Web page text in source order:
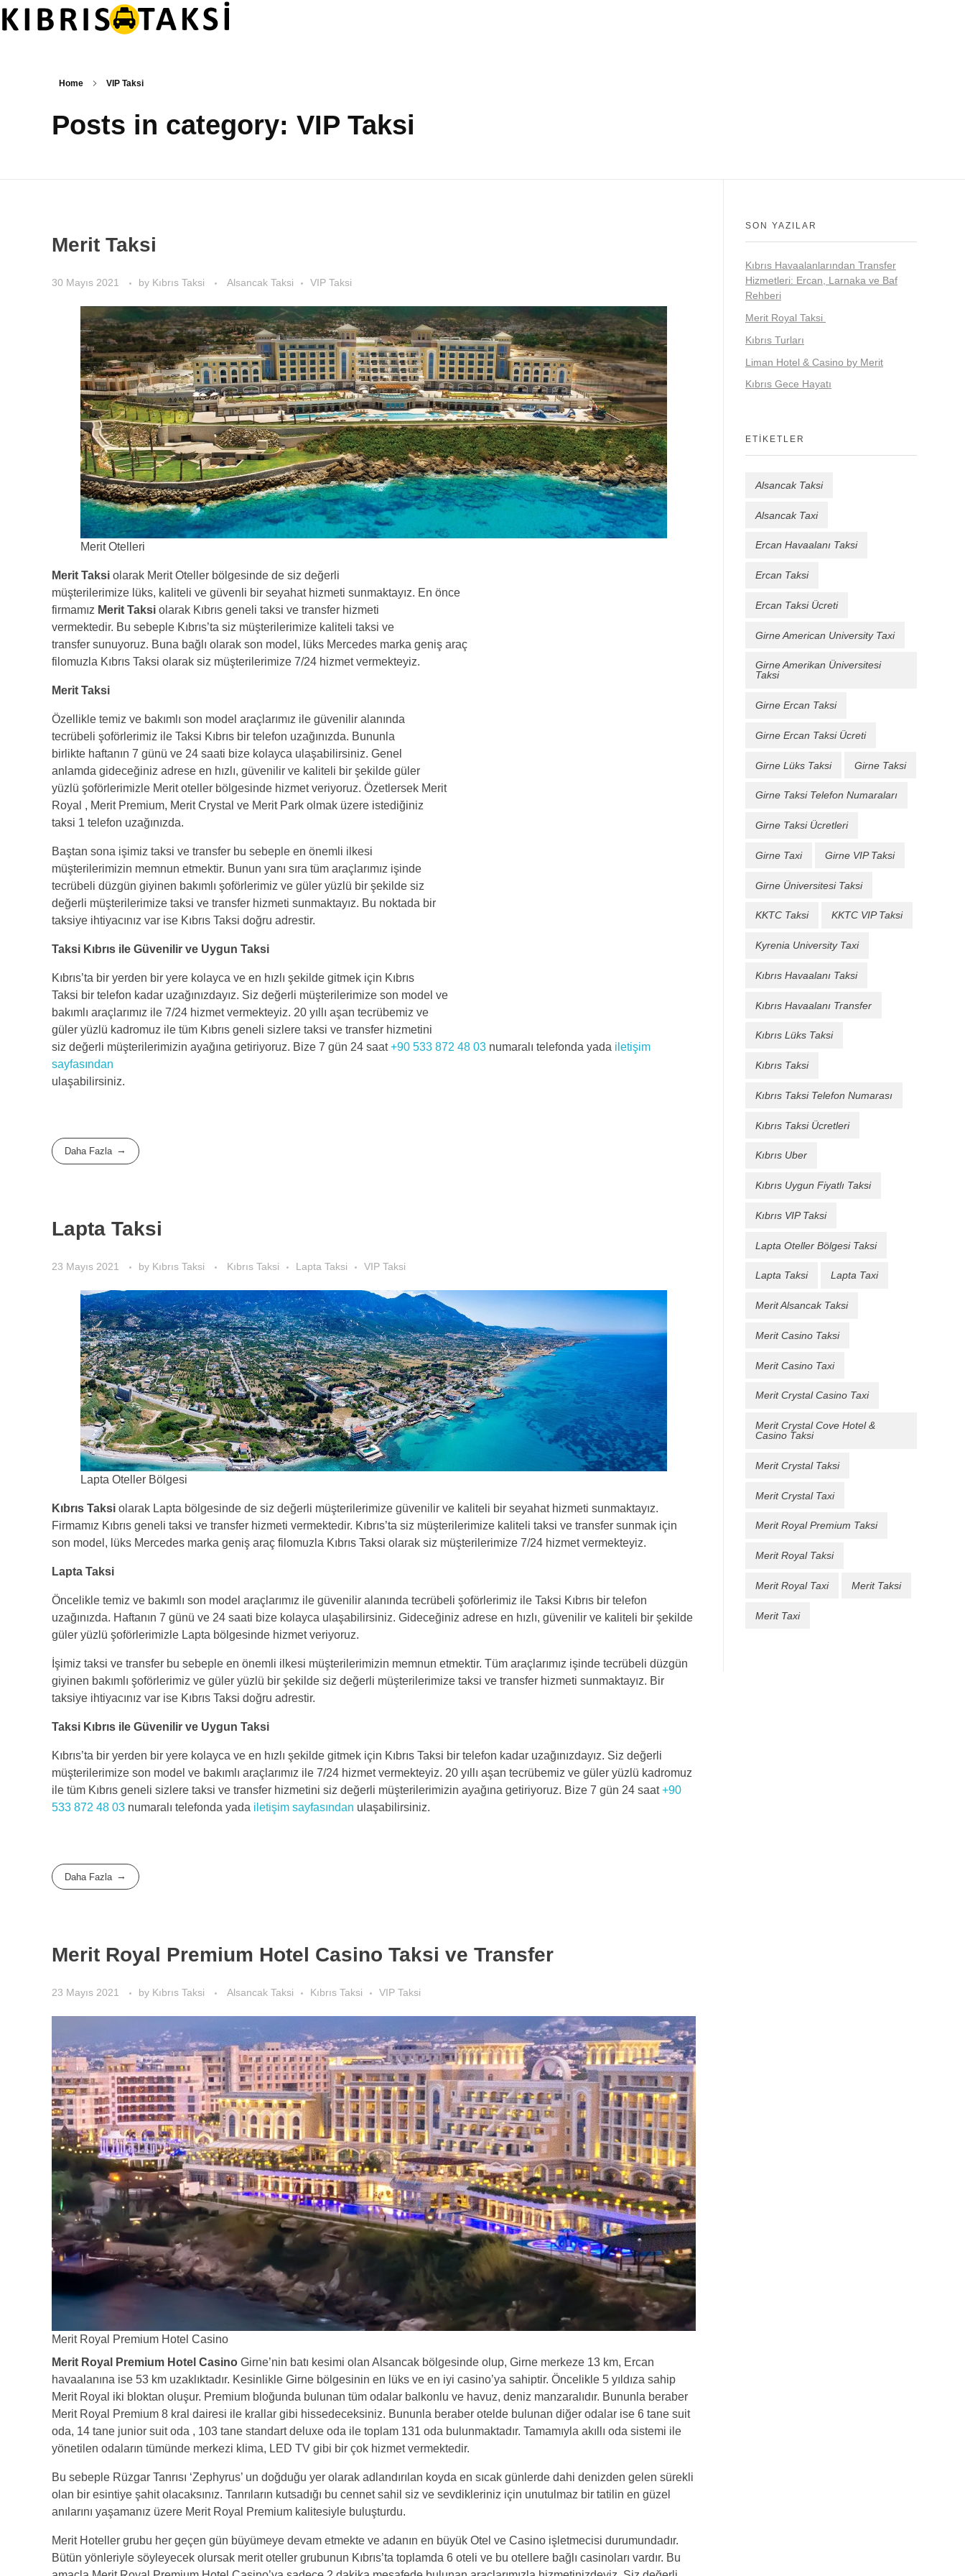
Home VIP Taksi
Posts in category: VIP Taksi
Merit Taksi
30 Mayıs 2021 by Kıbrıs Taksi Alsancak Taksi VIP Taksi
Merit Otelleri
Merit Taksi olarak Merit Oteller bölgesinde de siz değerli
müşterilerimize lüks, kaliteli ve güvenli bir seyahat hizmeti sunmaktayız. En önce
firmamız Merit Taksi olarak Kıbrıs geneli taksi ve transfer hizmeti
vermektedir. Bu sebeple Kıbrıs’ta siz müşterilerimize kaliteli taksi ve
transfer sunuyoruz. Buna bağlı olarak son model, lüks Mercedes marka geniş araç
filomuzla Kıbrıs Taksi olarak siz müşterilerimize 7/24 hizmet vermekteyiz.
Merit Taksi
Özellikle temiz ve bakımlı son model araçlarımız ile güvenilir alanında
tecrübeli şoförlerimiz ile Taksi Kıbrıs bir telefon uzağınızda. Bununla
birlikte haftanın 7 günü ve 24 saati bize kolayca ulaşabilirsiniz. Genel
anlamda gideceğiniz adrese en hızlı, güvenilir ve kaliteli bir şekilde güler
yüzlü şoförlerimizle Merit oteller bölgesinde hizmet veriyoruz. Özetlersek Merit
Royal , Merit Premium, Merit Crystal ve Merit Park olmak üzere istediğiniz
taksi 1 telefon uzağınızda.
Baştan sona işimiz taksi ve transfer bu sebeple en önemli ilkesi
müşterilerimizin memnun etmektir. Bunun yanı sıra tüm araçlarımız işinde
tecrübeli düzgün giyinen bakımlı şoförlerimiz ve güler yüzlü bir şekilde siz
değerli müşterilerimize taksi ve transfer hizmeti sunmaktayız. Bu noktada bir
taksiye ihtiyacınız var ise Kıbrıs Taksi doğru adrestir.
Taksi Kıbrıs ile Güvenilir ve Uygun Taksi
Kıbrıs’ta bir yerden bir yere kolayca ve en hızlı şekilde gitmek için Kıbrıs
Taksi bir telefon kadar uzağınızdayız. Siz değerli müşterilerimize son model ve
bakımlı araçlarımız ile 7/24 hizmet vermekteyiz. 20 yıllı aşan tecrübemiz ve
güler yüzlü kadromuz ile tüm Kıbrıs geneli sizlere taksi ve transfer hizmetini
siz değerli müşterilerimizin ayağına getiriyoruz. Bize 7 gün 24 saat+90 533 872 48 03 numaralı telefonda yada iletişim
sayfasından
ulaşabilirsiniz.
Daha Fazla
Lapta Taksi
23 Mayıs 2021 by Kıbrıs Taksi Kıbrıs Taksi Lapta Taksi VIP Taksi
Lapta Oteller Bölgesi
Kıbrıs Taksi olarak Lapta bölgesinde de siz değerli müşterilerimize güvenilir ve kaliteli bir seyahat hizmeti sunmaktayız.
Firmamız Kıbrıs geneli taksi ve transfer hizmeti vermektedir. Kıbrıs’ta siz müşterilerimize kaliteli taksi ve transfer sunmak için
son model, lüks Mercedes marka geniş araç filomuzla Kıbrıs Taksi olarak siz müşterilerimize 7/24 hizmet vermekteyiz.
Lapta Taksi
Öncelikle temiz ve bakımlı son model araçlarımız ile güvenilir alanında tecrübeli şoförlerimiz ile Taksi Kıbrıs bir telefon
uzağınızda. Haftanın 7 günü ve 24 saati bize kolayca ulaşabilirsiniz. Gideceğiniz adrese en hızlı, güvenilir ve kaliteli bir şekilde
güler yüzlü şoförlerimizle Lapta bölgesinde hizmet veriyoruz.
İşimiz taksi ve transfer bu sebeple en önemli ilkesi müşterilerimizin memnun etmektir. Tüm araçlarımız işinde tecrübeli düzgün
giyinen bakımlı şoförlerimiz ve güler yüzlü bir şekilde siz değerli müşterilerimize taksi ve transfer hizmeti sunmaktayız. Bir
taksiye ihtiyacınız var ise Kıbrıs Taksi doğru adrestir.
Taksi Kıbrıs ile Güvenilir ve Uygun Taksi
Kıbrıs’ta bir yerden bir yere kolayca ve en hızlı şekilde gitmek için Kıbrıs Taksi bir telefon kadar uzağınızdayız. Siz değerli
müşterilerimize son model ve bakımlı araçlarımız ile 7/24 hizmet vermekteyiz. 20 yıllı aşan tecrübemiz ve güler yüzlü kadromuz
ile tüm Kıbrıs geneli sizlere taksi ve transfer hizmetini siz değerli müşterilerimizin ayağına getiriyoruz. Bize 7 gün 24 saat+90
533 872 48 03 numaralı telefonda yada iletişim sayfasından ulaşabilirsiniz.
Daha Fazla
Merit Royal Premium Hotel Casino Taksi ve Transfer
23 Mayıs 2021 by Kıbrıs Taksi Alsancak Taksi Kıbrıs Taksi VIP Taksi
Merit Royal Premium Hotel Casino
Merit Royal Premium Hotel Casino Girne’nin batı kesimi olan Alsancak bölgesinde olup, Girne merkeze 13 km, Ercan
havaalanına ise 53 km uzaklıktadır. Kesinlikle Girne bölgesinin en lüks ve en iyi casino’ya sahiptir. Öncelikle 5 yıldıza sahip
Merit Royal iki bloktan oluşur. Premium bloğunda bulunan tüm odalar balkonlu ve havuz, deniz manzaralıdır. Bununla beraber
Merit Royal Premium 8 kral dairesi ile krallar gibi hissedeceksiniz. Bununla beraber otelde bulunan diğer odalar ise 6 tane suit
oda, 14 tane junior suit oda , 103 tane standart deluxe oda ile toplam 131 oda bulunmaktadır. Tamamıyla akıllı oda sistemi ile
yönetilen odaların tümünde merkezi klima, LED TV gibi bir çok hizmet vermektedir.
Bu sebeple Rüzgar Tanrısı ‘Zephyrus’ un doğduğu yer olarak adlandırılan koyda en sıcak günlerde dahi denizden gelen sürekli
olan bir esintiye şahit olacaksınız. Tanrıların kutsadığı bu cennet sahil siz ve sevdikleriniz için unutulmaz bir tatilin en güzel
anılarını yaşamanız üzere Merit Royal Premium kalitesiyle buluşturdu.
Merit Hoteller grubu her geçen gün büyümeye devam etmekte ve adanın en büyük Otel ve Casino işletmecisi durumundadır.
Bütün yönleriyle söyleyecek olursak merit oteller grubunun Kıbrıs’ta toplamda 6 oteli ve bu otellere bağlı casinoları vardır. Bu
SON YAZILAR
Kıbrıs Havaalanlarından Transfer
Hizmetleri: Ercan, Larnaka ve Baf
Rehberi
Merit Royal Taksi
Kıbrıs Turları
Liman Hotel & Casino by Merit
Kıbrıs Gece Hayatı
ETIKETLER
Alsancak Taksi
Alsancak Taxi
Ercan Havaalanı Taksi
Ercan Taksi
Ercan Taksi Ücreti
Girne American University Taxi
Girne Amerikan Üniversitesi
Taksi
Girne Ercan Taksi
Girne Ercan Taksi Ücreti
Girne Lüks Taksi Girne Taksi
Girne Taksi Telefon Numaraları
Girne Taksi Ücretleri
Girne Taxi Girne VIP Taksi
Girne Üniversitesi Taksi
KKTC Taksi KKTC VIP Taksi
Kyrenia University Taxi
Kıbrıs Havaalanı Taksi
Kıbrıs Havaalanı Transfer
Kıbrıs Lüks Taksi
Kıbrıs Taksi
Kıbrıs Taksi Telefon Numarası
Kıbrıs Taksi Ücretleri
Kıbrıs Uber
Kıbrıs Uygun Fiyatlı Taksi
Kıbrıs VIP Taksi
Lapta Oteller Bölgesi Taksi
Lapta Taksi Lapta Taxi
Merit Alsancak Taksi
Merit Casino Taksi
Merit Casino Taxi
Merit Crystal Casino Taxi
Merit Crystal Cove Hotel &
Casino Taksi
Merit Crystal Taksi
Merit Crystal Taxi
Merit Royal Premium Taksi
Merit Royal Taksi
Merit Royal Taxi Merit Taksi
Merit Taxi